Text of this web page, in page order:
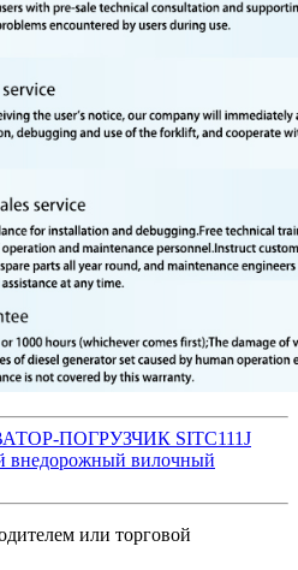
ПОГРУЗЧИК SITC111J
внедорожный вилочный
или торговой